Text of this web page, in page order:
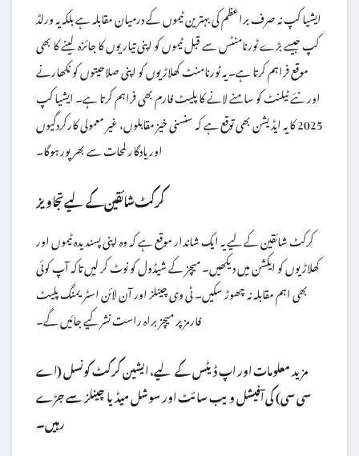
ایشیا کپ نہ صرف براعظم کی بہترین ٹیموں کے درمیان مقابلہ ہے بلکہ یہ ورلڈ
کپ جیسے بڑے ٹورنامنٹس سے قبل ٹیموں کو اپنی تیاریوں کا جائزہ لینے کا بھی
موقع فراہم کرتا ہے۔ یہ ٹورنامنٹ کھلاڑیوں کو اپنی صلاحیتوں کو نکھارنے
اور نئے ٹیلنٹ کو سامنے لانے کا پلیٹ فارم بھی فراہم کرتا ہے۔ ایشیا کپ
2025 کا یہ ایڈیشن بھی توقع ہے کہ سنسنی خیز مقابلوں، غیر معمولی کارکردگیوں
اور یادگار لمحات سے بھرپور ہوگا۔
کرکٹ شائقین کے لیے تجاویز
کرکٹ شائقین کے لیے یہ ایک شاندار موقع ہے کہ وہ اپنی پسندیدہ ٹیموں اور
کھلاڑیوں کو ایکشن میں دیکھیں۔ میچز کے شیڈول کو نوٹ کر لیں تاکہ آپ کوئی
بھی اہم مقابلہ نہ چھوڑ سکیں۔ ٹی وی چینلز اور آن لائن اسٹریمنگ پلیٹ
فارمز پر میچز براہ راست نشر کیے جائیں گے۔
مزید معلومات اور اپ ڈیٹس کے لیے، ایشین کرکٹ کونسل (اے
سی سی) کی آفیشل ویب سائٹ اور سوشل میڈیا چینلز سے جڑے
رہیں۔